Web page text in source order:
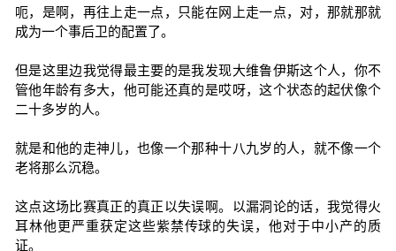
呃，是啊，再往上走一点，只能在网上走一点，对，那就那就
成为一个事后卫的配置了。
但是这里边我觉得最主要的是我发现大维鲁伊斯这个人，你不
管他年龄有多大，他可能还真的是哎呀，这个状态的起伏像个
二十多岁的人。
就是和他的走神儿，也像一个那种十八九岁的人，就不像一个
老将那么沉稳。
这点这场比赛真正的真正以失误啊。以漏洞论的话，我觉得火
耳林他更严重获定这些紫禁传球的失误，他对于中小产的质
证。